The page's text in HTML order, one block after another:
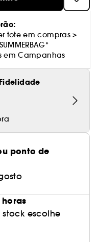
tote em compras >
em Campanhas
ponto de
escolhe